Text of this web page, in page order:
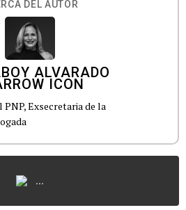
DEL AUTOR
ALVARADO
Exsecretaria de la
...